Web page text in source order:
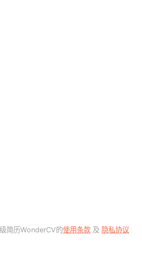
简历WonderCV的使用条款及 隐私协议